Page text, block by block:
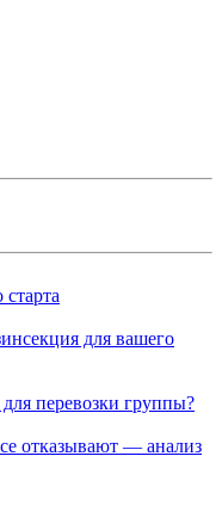
для вашего
перевозки группы?
отказывают — анализ